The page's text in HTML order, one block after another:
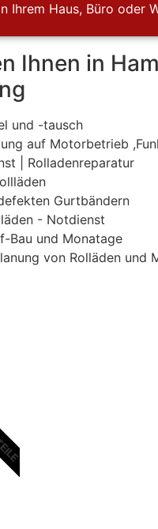
Ihrem Haus, Büro oder
Ihnen in
und -tausch
auf Motorbetrieb
| Rolladenreparatur
Gurtbändern
- Notdienst
Bau und Monatage
von Rolläden und